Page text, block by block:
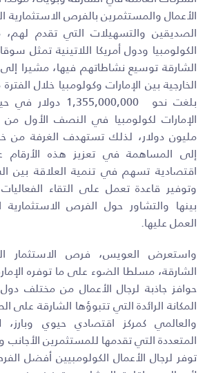
الأعمال والمستثمرين بالفرص الاستثمارية
الصديقين والتسهيلات التي تقدم لهم،
الكولومبيا ودول أمريكا اللاتينية تمثل
الشارقة توسيع نشاطاتهم فيها، مشيرا إلى
بلغت نحو
مليون دولار، لذلك تستهدف الغرفة من
إلى المساهمة في تعزيز هذه الأرقام
اقتصادية تسهم في تنمية العلاقة بين
وتوفير قاعدة تعمل على التقاء
بينها والتشاور حول الفرص
العمل عليها.
واستعرض العويس، فرص الاستثمار
الشارقة، مسلطا الضوء على ما توفره
حوافز جاذبة لرجال الأعمال من مختلف
المكانة الرائدة التي تتبوؤها الشارقة على
والعالمي كمركز اقتصادي حيوي وبارز،
المتعددة التي تقدمها للمستثمرين
توفر لرجال الأعمال الكولومبيين أفضل